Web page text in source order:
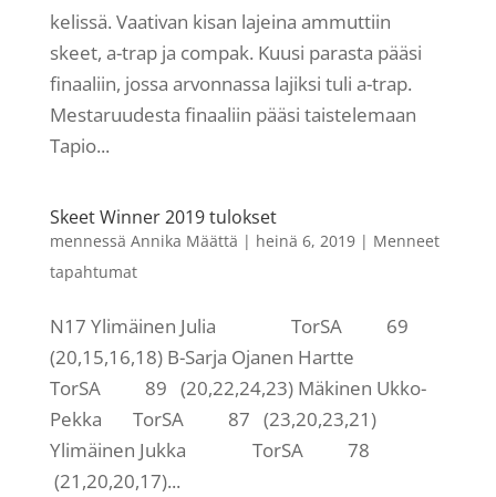
kelissä. Vaativan kisan lajeina ammuttiin
skeet, a-trap ja compak. Kuusi parasta pääsi
finaaliin, jossa arvonnassa lajiksi tuli a-trap.
Mestaruudesta finaaliin pääsi taistelemaan
Tapio...
Skeet Winner 2019 tulokset
mennessä Annika Määttä | heinä 6, 2019| Menneet
tapahtumat
N17 Ylimäinen Julia TorSA 69
(20,15,16,18) B-Sarja Ojanen Hartte
TorSA 89 (20,22,24,23) Mäkinen Ukko-
Pekka TorSA 87 (23,20,23,21)
Ylimäinen Jukka TorSA 78
(21,20,20,17)...